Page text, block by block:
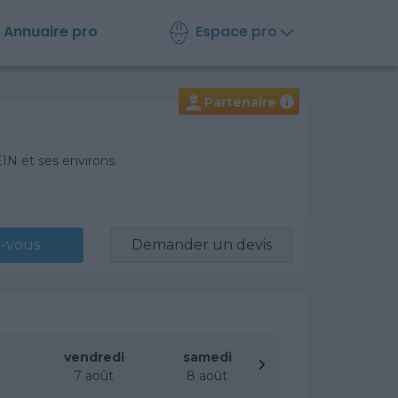
Annuaire pro Espace pro
Partenaire i
et ses environs.
vous Demander un devis
vendredi
7 août
samedi
8 août